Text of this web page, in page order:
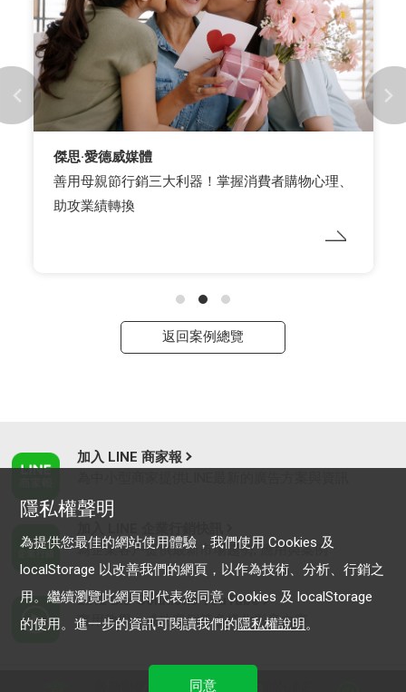
ASICS
【舒適穩步 超越30】 打卡任務 一步一步致敬
ASICS 傳奇鞋款- GEL-KAYANO 30
返回案例總覽
加入 LINE 商家報
為企業客戶提供最新市場趨勢, 應用與案例
LINE Biz-Solutions YouTube
實用教學、成功案例等多樣化影音內容
服務條款
隱私權聲明
為提供您最佳的網站使用體驗，我們使用 Cookies 及
localStorage 以改善我們的網頁，以作為技術、分析、行銷之
用。繼續瀏覽此網頁即代表您同意 Cookies 及 localStorage
的使用。進一步的資訊可閱讀我們的隱私權說明。
同意